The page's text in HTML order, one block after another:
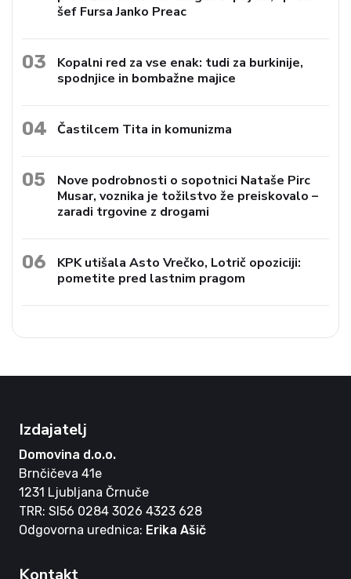
šef Fursa Janko Preac
03
Kopalni red za vse enak: tudi za burkinije,
spodnjice in bombažne majice
04 Častilcem Tita in komunizma
05
Nove podrobnosti o sopotnici Nataše Pirc
Musar, voznika je tožilstvo že preiskovalo –
zaradi trgovine z drogami
06
KPK utišala Asto Vrečko, Lotrič opoziciji:
pometite pred lastnim pragom
Izdajatelj
Domovina d.o.o.
Brnčičeva 41e
1231 Ljubljana Črnuče
TRR: SI56 0284 3026 4323 628
Odgovorna urednica: Erika Ašič
Kontakt